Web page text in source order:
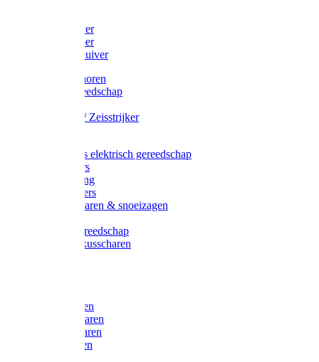
Mestschuiver
Mestschraper
Sneeuwschuiver
Zeis toebehoren
Baggergereedschap
Wetstenen / Zeisstrijker
Accessoires elektrisch gereedschap
Grasmaaiers
Tuinreiniging
Robotmaaiers
Heggenscharen & snoeizagen
Klussen gereedschap
Gras & buxusscharen
Snoeischaren
Heggenscharen
Takkenscharen
Snoeimessen